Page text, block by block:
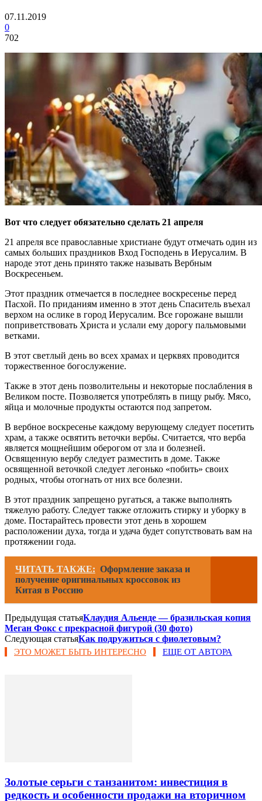
07.11.2019
0
702
Вот что следует обязательно сделать 21 апреля
21 апреля все православные христиане будут отмечать один из
самых больших праздников Вход Господень в Иерусалим. В
народе этот день принято также называть Вербным
Воскресеньем.
Этот праздник отмечается в последнее воскресенье перед
Пасхой. По приданиям именно в этот день Спаситель въехал
верхом на ослике в город Иерусалим. Все горожане вышли
поприветствовать Христа и услали ему дорогу пальмовыми
ветками.
В этот светлый день во всех храмах и церквях проводится
торжественное богослужение.
Также в этот день позволительны и некоторые послабления в
Великом посте. Позволяется употреблять в пищу рыбу. Мясо,
яйца и молочные продукты остаются под запретом.
В вербное воскресенье каждому верующему следует посетить
храм, а также освятить веточки вербы. Считается, что верба
является мощнейшим оберогом от зла и болезней.
Освященную вербу следует разместить в доме. Также
освященной веточкой следует легонько «побить» своих
родных, чтобы отогнать от них все болезни.
В этот праздник запрещено ругаться, а также выполнять
тяжелую работу. Следует также отложить стирку и уборку в
доме. Постарайтесь провести этот день в хорошем
расположении духа, тогда и удача будет сопутствовать вам на
протяжении года.
ЧИТАТЬ ТАКЖЕ: Оформление заказа и
получение оригинальных кроссовок из
Китая в Россию
Предыдущая статьяКлаудия Альенде — бразильская копия
Меган Фокс с прекрасной фигурой (30 фото)
Следующая статьяКак подружиться с фиолетовым?
ЭТО МОЖЕТ БЫТЬ ИНТЕРЕСНО ЕЩЕ ОТ АВТОРА
Золотые серьги с танзанитом: инвестиция в
редкость и особенности продажи на вторичном